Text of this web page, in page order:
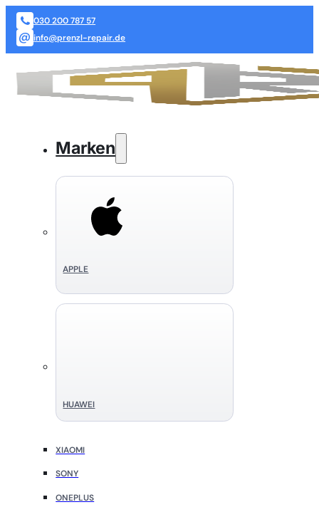
030 200 787 57
info@prenzl-repair.de
Marken
APPLE
HUAWEI
XIAOMI
SONY
ONEPLUS